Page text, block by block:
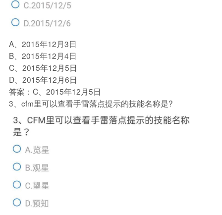
A、2015年12月3日
B、2015年12月4日
C、2015年12月5日
D、2015年12月6日
答案：C、2015年12月5日
3、cfm里可以查看手雷落点提示的技能名称是?